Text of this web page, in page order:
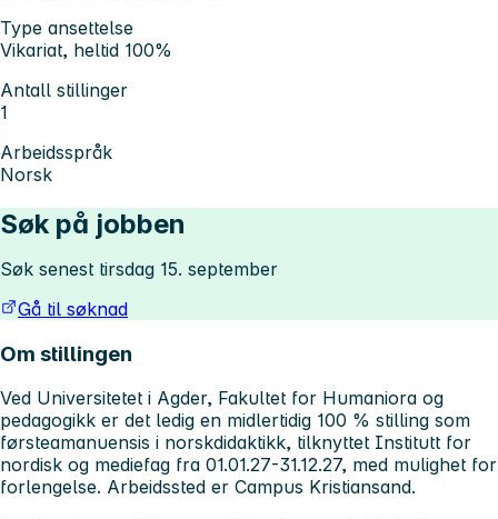
Type ansettelse
Vikariat, heltid 100%
Antall stillinger
1
Arbeidsspråk
Norsk
Søk på jobben
Søk senest tirsdag 15. september
Gå til søknad
Om stillingen
Ved Universitetet i Agder, Fakultet for Humaniora og
pedagogikk er det ledig en midlertidig 100 % stilling som
førsteamanuensis i norskdidaktikk, tilknyttet Institutt for
nordisk og mediefag fra 01.01.27-31.12.27, med mulighet for
forlengelse. Arbeidssted er Campus Kristiansand.